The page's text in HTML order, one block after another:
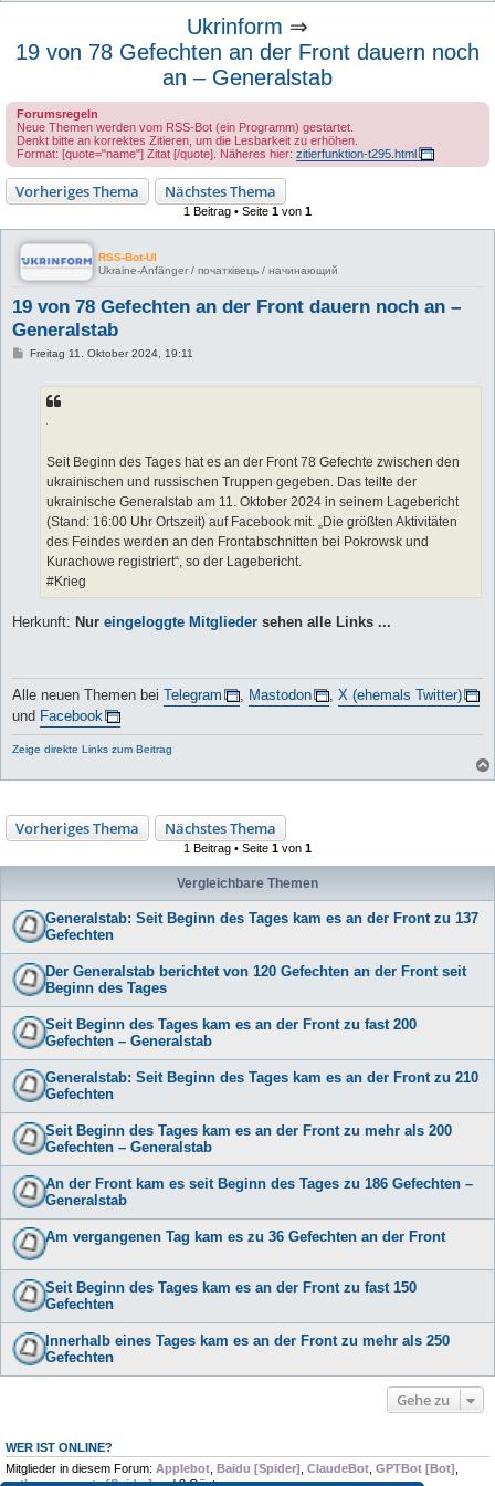
Ukrinform ⇒
19 von 78 Gefechten an der Front dauern noch
an – Generalstab
Forumsregeln
Neue Themen werden vom RSS-Bot (ein Programm) gestartet.
Denkt bitte an korrektes Zitieren, um die Lesbarkeit zu erhöhen.
Format: [quote="name"] Zitat [/quote]. Näheres hier: zitierfunktion-t295.html
Vorheriges Thema Nächstes Thema
1 Beitrag • Seite 1 von 1
RSS-Bot-UI
Ukraine-Anfänger / початківець / начинающий
19 von 78 Gefechten an der Front dauern noch an –
Generalstab
BFreitag 11. Oktober 2024, 19:11
Seit Beginn des Tages hat es an der Front 78 Gefechte zwischen den
ukrainischen und russischen Truppen gegeben. Das teilte der
ukrainische Generalstab am 11. Oktober 2024 in seinem Lagebericht
(Stand: 16:00 Uhr Ortszeit) auf Facebook mit. „Die größten Aktivitäten
des Feindes werden an den Frontabschnitten bei Pokrowsk und
Kurachowe registriert“, so der Lagebericht.
#Krieg
Herkunft: Nur eingeloggte Mitglieder sehen alle Links ...
Alle neuen Themen bei Telegram Mastodon
X (ehemals Twitter)
und Facebook
Zeige direkte Links zum Beitrag
Vorheriges Thema Nächstes Thema
1 Beitrag • Seite 1 von 1
Vergleichbare Themen
Generalstab: Seit Beginn des Tages kam es an der Front zu 137
Gefechten
Der Generalstab berichtet von 120 Gefechten an der Front seit
Beginn des Tages
Seit Beginn des Tages kam es an der Front zu fast 200
Gefechten – Generalstab
Generalstab: Seit Beginn des Tages kam es an der Front zu 210
Gefechten
Seit Beginn des Tages kam es an der Front zu mehr als 200
Gefechten – Generalstab
An der Front kam es seit Beginn des Tages zu 186 Gefechten –
Generalstab
Am vergangenen Tag kam es zu 36 Gefechten an der Front
Seit Beginn des Tages kam es an der Front zu fast 150
Gefechten
Innerhalb eines Tages kam es an der Front zu mehr als 250
Gefechten
Gehe zu
WER IST ONLINE?
Mitglieder in diesem Forum: Applebot Baidu [Spider] ClaudeBot GPTBot [Bot]